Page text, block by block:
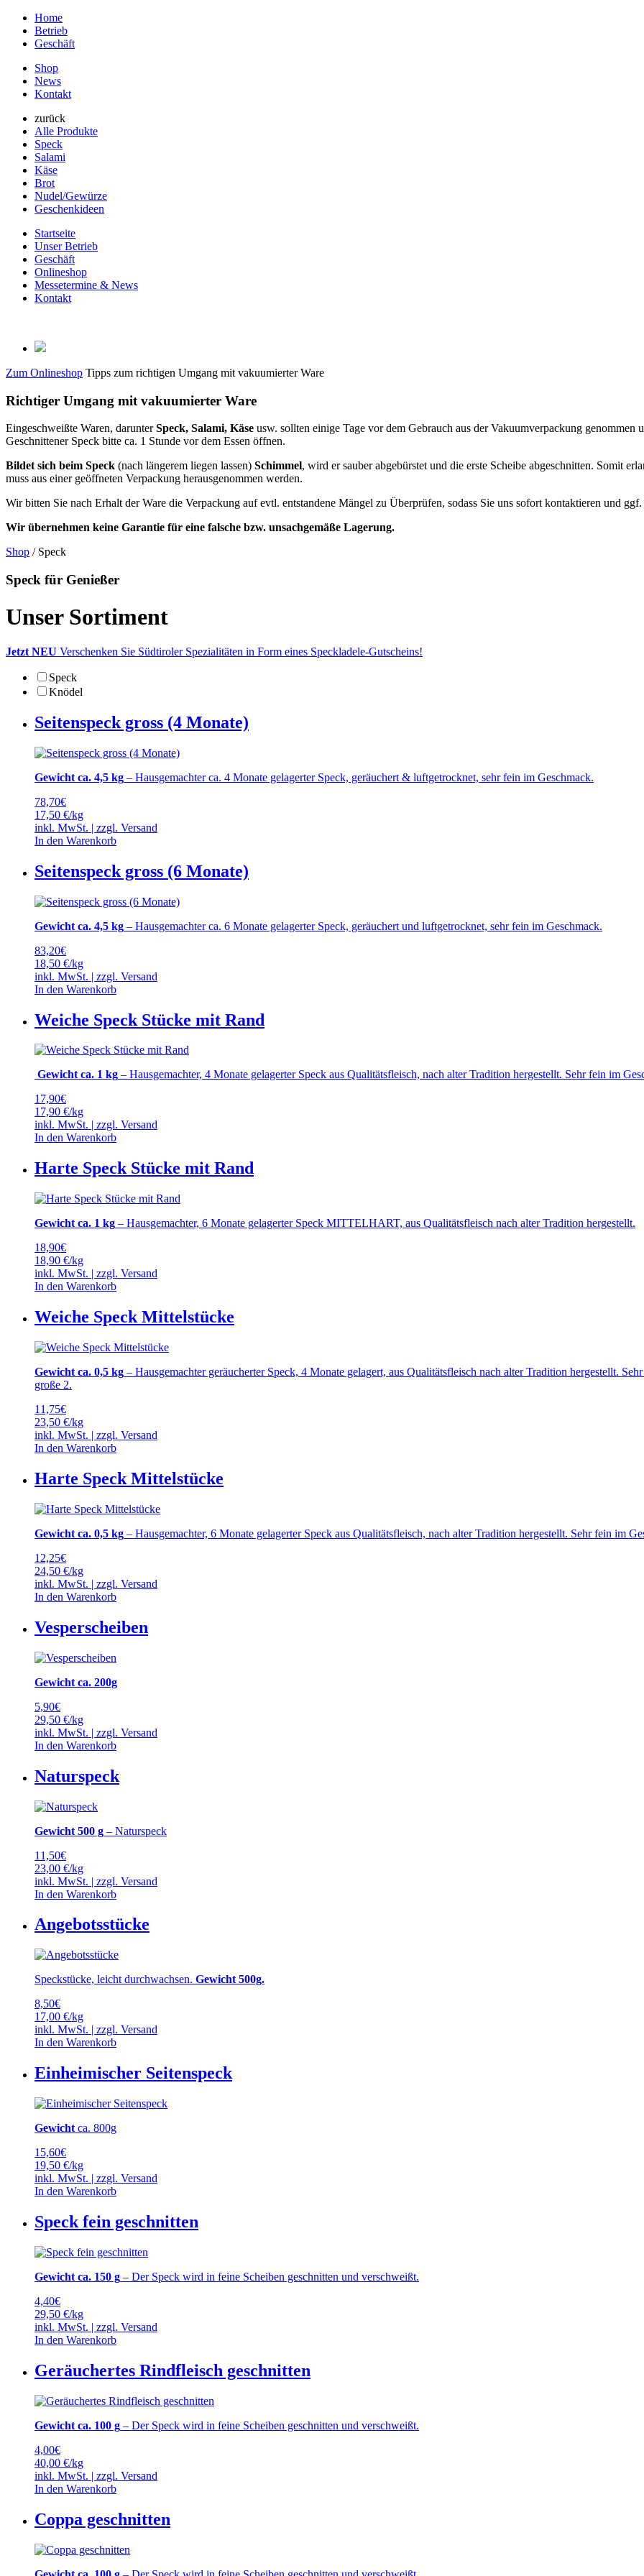
Home
Betrieb
Geschäft
Shop
News
Kontakt
zurück
Alle Produkte
Speck
Salami
Käse
Brot
Nudel/Gewürze
Geschenkideen
Startseite
Unser Betrieb
Geschäft
Onlineshop
Messetermine & News
Kontakt
Zum Onlineshop Tipps zum richtigen Umgang mit vakuumierter Ware
Richtiger Umgang mit vakuumierter Ware
Eingeschweißte Waren, darunterSpeck, Salami, Käse usw. sollten einige Tage vor dem Gebrauch aus der Vakuumverpackung
Geschnittener Speck bitte ca. 1 Stunde vor dem Essen öffnen.
Bildet sich beim Speck (nach längerem liegen lassen) Schimmel, wird er sauber abgebürstet und die erste Scheibe abgeschnitten. Somit
muss aus einer geöffneten Verpackung herausgenommen werden.
Wir bitten Sie nach Erhalt der Ware die Verpackung auf evtl. entstandene Mängel zu Überprüfen, sodass Sie uns sofort kontaktieren und
Wir übernehmen keine Garantie für eine falsche bzw. unsachgemäße Lagerung.
Shop / Speck
Speck für Genießer
Unser Sortiment
Jetzt NEU Verschenken Sie Südtiroler Spezialitäten in Form eines Speckladele-Gutscheins!
Speck
Knödel
Seitenspeck gross (4 Monate)
Gewicht ca. 4,5 kg – Hausgemachter ca. 4 Monate gelagerter Speck, geräuchert & luftgetrocknet, sehr fein im Geschmack.
78,70€
17,50 €/kg
inkl. MwSt. | zzgl. Versand
In den Warenkorb
Seitenspeck gross (6 Monate)
Gewicht ca. 4,5 kg – Hausgemachter ca. 6 Monate gelagerter Speck, geräuchert und luftgetrocknet, sehr fein im Geschmack.
83,20€
18,50 €/kg
inkl. MwSt. | zzgl. Versand
In den Warenkorb
Weiche Speck Stücke mit Rand
Gewicht ca. 1 kg – Hausgemachter, 4 Monate gelagerter Speck aus Qualitätsfleisch, nach alter Tradition hergestellt. Sehr fein im
17,90€
17,90 €/kg
inkl. MwSt. | zzgl. Versand
In den Warenkorb
Harte Speck Stücke mit Rand
Gewicht ca. 1 kg – Hausgemachter, 6 Monate gelagerter Speck MITTELHART, aus Qualitätsfleisch nach alter Tradition hergestellt.
18,90€
18,90 €/kg
inkl. MwSt. | zzgl. Versand
In den Warenkorb
Weiche Speck Mittelstücke
Gewicht ca. 0,5 kg – Hausgemachter geräucherter Speck, 4 Monate gelagert, aus Qualitätsfleisch nach alter Tradition hergestellt.
große 2.
11,75€
23,50 €/kg
inkl. MwSt. | zzgl. Versand
In den Warenkorb
Harte Speck Mittelstücke
Gewicht ca. 0,5 kg – Hausgemachter, 6 Monate gelagerter Speck aus Qualitätsfleisch, nach alter Tradition hergestellt. Sehr fein im
12,25€
24,50 €/kg
inkl. MwSt. | zzgl. Versand
In den Warenkorb
Vesperscheiben
Gewicht ca. 200g
5,90€
29,50 €/kg
inkl. MwSt. | zzgl. Versand
In den Warenkorb
Naturspeck
Gewicht 500 g – Naturspeck
11,50€
23,00 €/kg
inkl. MwSt. | zzgl. Versand
In den Warenkorb
Angebotsstücke
Speckstücke, leicht durchwachsen. Gewicht 500g.
8,50€
17,00 €/kg
inkl. MwSt. | zzgl. Versand
In den Warenkorb
Einheimischer Seitenspeck
Gewicht ca. 800g
15,60€
19,50 €/kg
inkl. MwSt. | zzgl. Versand
In den Warenkorb
Speck fein geschnitten
Gewicht ca. 150 g – Der Speck wird in feine Scheiben geschnitten und verschweißt.
4,40€
29,50 €/kg
inkl. MwSt. | zzgl. Versand
In den Warenkorb
Geräuchertes Rindfleisch geschnitten
Gewicht ca. 100 g – Der Speck wird in feine Scheiben geschnitten und verschweißt.
4,00€
40,00 €/kg
inkl. MwSt. | zzgl. Versand
In den Warenkorb
Coppa geschnitten